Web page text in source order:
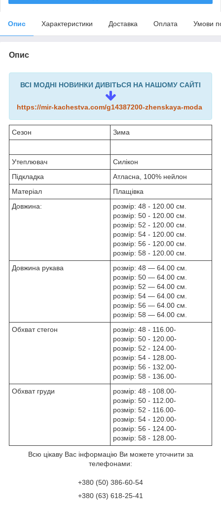
Опис Характеристики Доставка Оплата Умови
Опис
ВСІ МОДНІ НОВИНКИ ДИВІТЬСЯ НА НАШОМУ САЙТІ
https://mir-kachestva.com/g14387200-zhenskaya-moda
Сезон Зима
Утеплювач
Силікон
Підкладка
Атласна, 100% нейлон
Матеріал
Плащівка
Довжина:
розмір: 48 - 120.00 см.
розмір: 50 - 120.00 см.
розмір: 52 - 120.00 см.
розмір: 54 - 120.00 см.
розмір: 56 - 120.00 см.
розмір: 58 - 120.00 см.
Довжина рукава
розмір: 48 — 64.00 см.
розмір: 50 — 64.00 см.
розмір: 52 — 64.00 см.
розмір: 54 — 64.00 см.
розмір: 56 — 64.00 см.
розмір: 58 — 64.00 см.
Обхват стегон
розмір: 48 - 116.00-
розмір: 50 - 120.00-
розмір: 52 - 124.00-
розмір: 54 - 128.00-
розмір: 56 - 132.00-
розмір: 58 - 136.00-
Обхват груди
розмір: 48 - 108.00-
розмір: 50 - 112.00-
розмір: 52 - 116.00-
розмір: 54 - 120.00-
розмір: 56 - 124.00-
розмір: 58 - 128.00-
Всю цікаву Вас інформацію Ви можете уточнити за
телефонами:
+380 (50) 386-60-54
+380 (63) 618-25-41